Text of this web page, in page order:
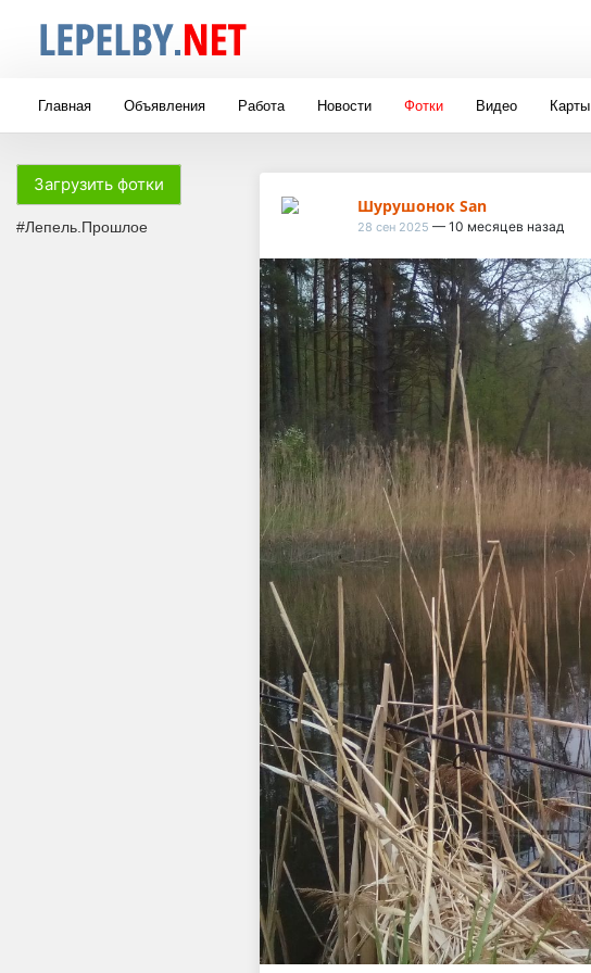
Главная Объявления Работа Новости Фотки Видео Карты
Загрузить фотки
#Лепель.Прошлое
Шурушонок San
28 сен 2025 — 10 месяцев назад